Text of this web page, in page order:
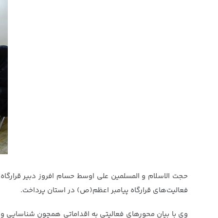
حجت الاسلام و المسلمین علی اوسط حسام افروز دبیر
فعالیت‌های قرارگاه پیامبر اعظم(ص) در استان پرداخت.
وی با بیان محورهای فعالیتی به اقداماتی همچون